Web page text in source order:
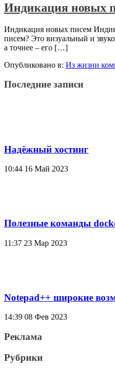
Индикация новых
Индикация новых писем
писем? Это визуальный и
а точнее – его […]
Опубликовано в: Из жизни
Последние записи
Надёжный хостинг
10:44 16 Май 2023
Полезные команды
11:37 23 Мар 2023
Notepad++ широкие
14:39 08 Фев 2023
Реклама
Рубрики